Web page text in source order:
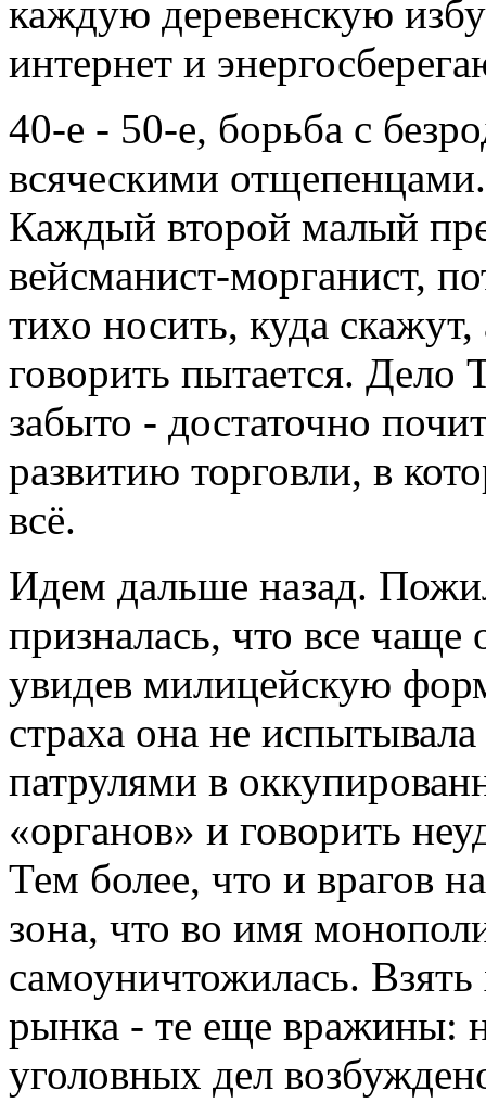
каждую деревенскую
интернет и
40-е - 50-е, борьба с
всяческими
Каждый второй малый
вейсманист-морганист,
тихо носить, куда
говорить пытается.
забыто - достаточно
развитию торговли, в
всё.
Идем дальше назад.
призналась, что все
увидев милицейскую
страха она не
патрулями в
«органов» и говорить
Тем более, что и врагов
зона, что во имя
самоуничтожилась. Взять
рынка - те еще вражины:
уголовных дел